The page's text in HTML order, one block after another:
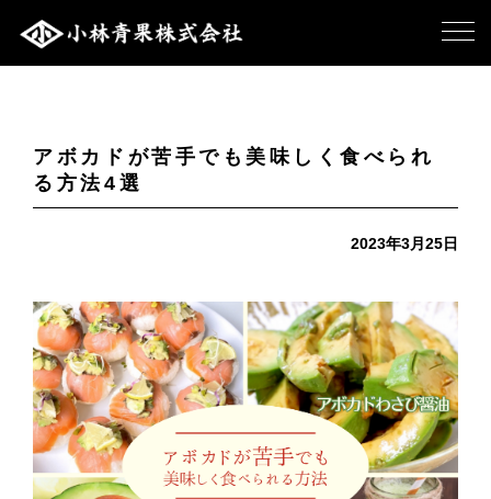
アボカドが苦手でも美味しく食べられ
る方法4選
2023年3月25日